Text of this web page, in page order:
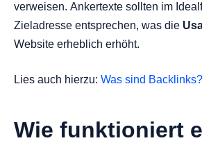
verweisen. Ankertexte sollten im
Zieladresse entsprechen, was die
Website erheblich erhöht.
Lies auch hierzu: Was sind Backlinks?
Wie funktioniert